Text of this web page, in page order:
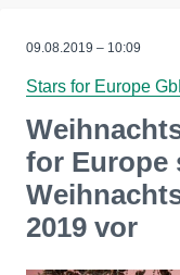
09.08.2019 – 10:09
Stars for Europe
for Europe
2019 vor